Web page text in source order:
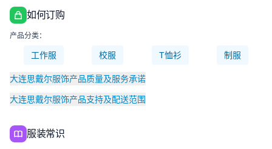
如何订购
产品分类：
工作服 校服 T恤衫 制服
大连思戴尔服饰产品质量及服务承诺
大连思戴尔服饰产品支持及配送范围
服装常识